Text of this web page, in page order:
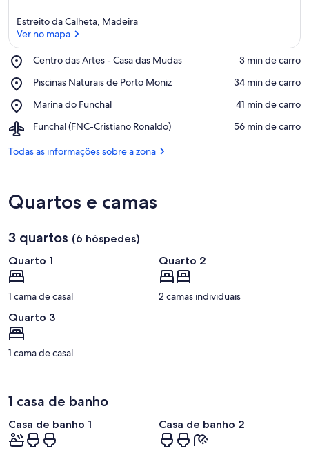
Estreito da Calheta, Madeira
Ver no mapa
Centro das Artes - Casa das Mudas
Place,
das
-
Casa
das
Mudas
‪3 min de carro‬
Piscinas Naturais de Porto Moniz
Place,
Naturais
Porto
‪34 min de carro‬
Marina do Funchal
Place,
do
‪41 min de carro‬
Funchal (FNC-Cristiano Ronaldo)
Airport,
(FNC-
‪56 min de carro‬
Todas as informações sobre a zona
Quartos e camas
3 quartos (6 hóspedes)
Quarto 1
1 cama de casal
Quarto 2
2 camas individuais
Quarto 3
1 cama de casal
1 casa de banho
Casa de banho 1 Casa de banho 2